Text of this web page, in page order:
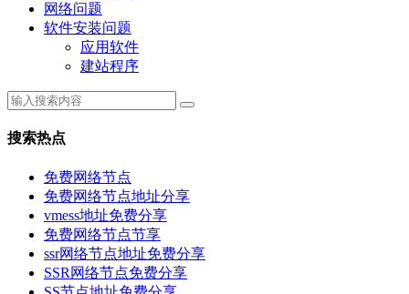
网络问题
软件安装问题
应用软件
建站程序
搜索热点
免费网络节点
免费网络节点地址分享
vmess地址免费分享
免费网络节点节享
ssr网络节点地址免费分享
SSR网络节点免费分享